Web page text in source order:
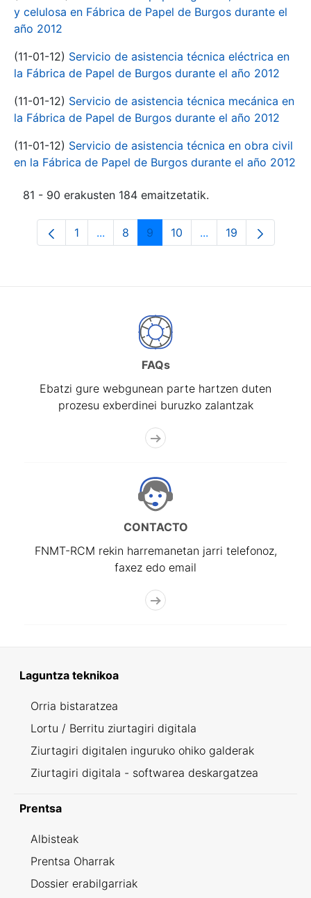
y celulosa en Fábrica de Papel de Burgos durante el
año 2012
(11-01-12) Servicio de asistencia técnica eléctrica en
la Fábrica de Papel de Burgos durante el año 2012
(11-01-12) Servicio de asistencia técnica mecánica en
la Fábrica de Papel de Burgos durante el año 2012
(11-01-12) Servicio de asistencia técnica en obra civil
en la Fábrica de Papel de Burgos durante el año 2012
81 - 90 erakusten 184 emaitzetatik.
Orrialdea
1 ...Intermediate Pages Use TAB to
Orrialdea
8 Orrialdea
9 Orrialdea
10 ...Intermediate Pages
Orrialdea
19
FAQs
Ebatzi gure webgunean parte hartzen duten
prozesu exberdinei buruzko zalantzak
CONTACTO
FNMT-RCM rekin harremanetan jarri telefonoz,
faxez edo email
Laguntza teknikoa
Orria bistaratzea
Lortu / Berritu ziurtagiri digitala
Ziurtagiri digitalen inguruko ohiko galderak
Ziurtagiri digitala - softwarea deskargatzea
Prentsa
Albisteak
Prentsa Oharrak
Dossier erabilgarriak